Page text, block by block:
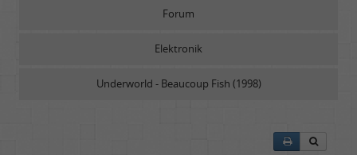
Forum
Elektronik
Underworld - Beaucoup Fish (1998)